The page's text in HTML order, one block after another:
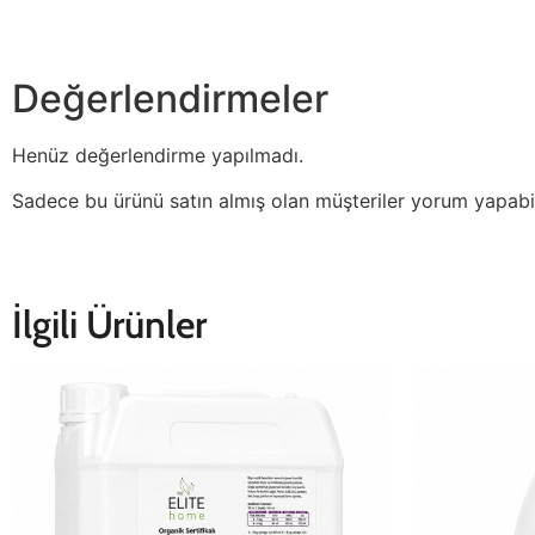
Değerlendirmeler
Henüz değerlendirme yapılmadı.
Sadece bu ürünü satın almış olan müşteriler yorum
İlgili Ürünler